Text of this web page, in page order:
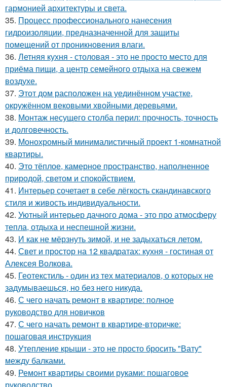
гармонией архитектуры и света.
35. Процесс профессионального нанесения
гидроизоляции, предназначенной для защиты
помещений от проникновения влаги.
36. Летняя кухня - столовая - это не просто место для
приёма пищи, а центр семейного отдыха на свежем
воздухе.
37. Этот дом расположен на уединённом участке,
окружённом вековыми хвойными деревьями.
38. Монтаж несущего столба перил: прочность, точность
и долговечность.
39. Монохромный минималистичный проект 1-комнатной
квартиры.
40. Это тёплое, камерное пространство, наполненное
природой, светом и спокойствием.
41. Интерьер сочетает в себе лёгкость скандинавского
стиля и живость индивидуальности.
42. Уютный интерьер дачного дома - это про атмосферу
тепла, отдыха и неспешной жизни.
43. И как не мёрзнуть зимой, и не задыхаться летом.
44. Свет и простор на 12 квадратах: кухня - гостиная от
Алексея Волкова.
45. Геотекстиль - один из тех материалов, о которых не
задумываешься, но без него никуда.
46. С чего начать ремонт в квартире: полное
руководство для новичков
47. С чего начать ремонт в квартире-вторичке:
пошаговая инструкция
48. Утепление крыши - это не просто бросить "Вату"
между балками.
49. Ремонт квартиры своими руками: пошаговое